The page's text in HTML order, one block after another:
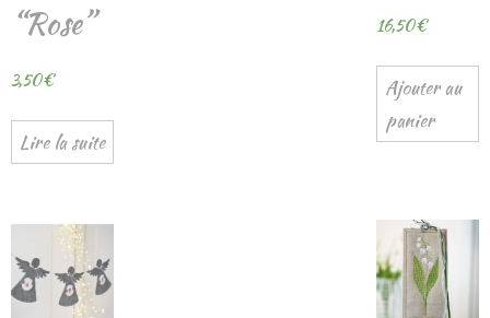
“Rose”
3,50€
Lire la suite
16,50€
Ajouter au
panier